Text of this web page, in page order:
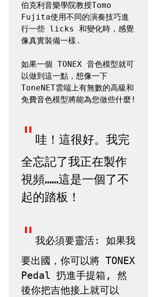
伯克利音樂學院教授Tomo
Fujita使用不同的演奏技巧進
行一些 licks 和變化時，感覺
像真實裝備一樣.
如果一個 TONEX 音色模型就可
以做到這一點，想像一下
ToneNET雲端上有無數的高級和
免費音色模型將能為您做些什麼!
" 哇！這很好。我完
全忘記了我正在製作
視頻……這是一個了不
起的踏板！
" 我必須要靈活: 如果我
要出國，你可以將 TONEX
Pedal 扔進手提箱, 然
後你把吉他接上就可以